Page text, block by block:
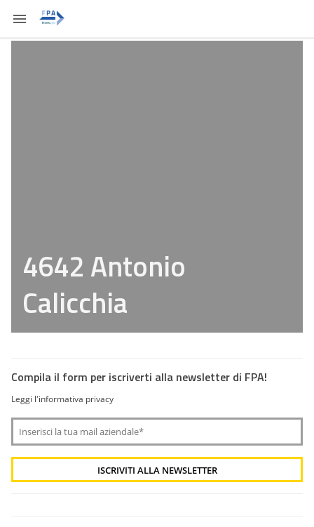
4642 Antonio
Calicchia
Compila il form per iscriverti alla newsletter di FPA!
Leggi l'informativa privacy